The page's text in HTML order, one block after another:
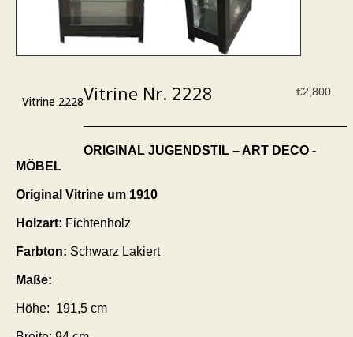
Vitrine 2228
€2,800
Vitrine Nr. 2228
ORIGINAL JUGENDSTIL – ART DECO -
MÖBEL
Original Vitrine um 1910
Holzart: Fichtenholz
Farbton: Schwarz Lakiert
Maße:
Höhe: 191,5 cm